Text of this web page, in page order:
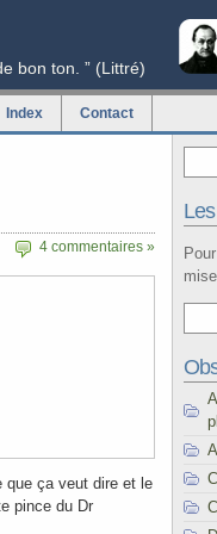
bon ton. ” (Littré)
Index Contact
4 commentaires »
que ça veut dire et le
pince du Dr